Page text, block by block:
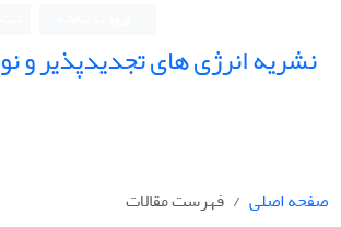
نشریه انرژی های تجدیدپذیر و نو
صفحه اصلی
فهرست مقالات